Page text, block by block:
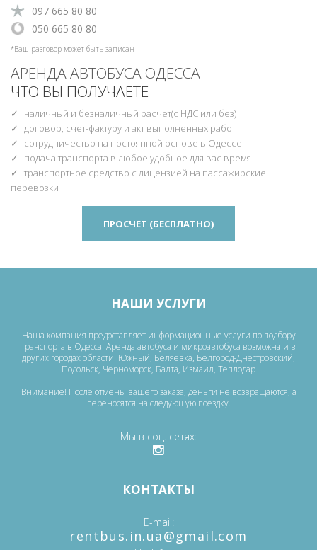
‎097 665 80 80
‎‎050 665 80 80
*Ваш разговор может быть записан
АРЕНДА АВТОБУСА ОДЕССА
ЧТО ВЫ ПОЛУЧАЕТЕ
наличный и безналичный расчет(с НДС или без)
договор, счет-фактуру и акт выполненных работ
сотрудничество на постоянной основе в Одессе
подача транспорта в любое удобное для вас время
транспортное средство с лицензией на пассажирские
перевозки
ПРОСЧЕТ (БЕСПЛАТНО)
НАШИ УСЛУГИ
Наша компания предоставляет информационные услуги по подбору
транспорта в Одесса. Аренда автобуса и микроавтобуса возможна и в
других городах области: Южный, Беляевка, Белгород-Днестровский,
Подольск, Черноморск, Балта, Измаил, Теплодар
Внимание! После отмены вашего заказа, деньги не возвращаются, а
переносятся на следующую поездку.
Мы в соц. сетях
КОНТАКТЫ
E-mail
‎rentbus.in.ua@gmail.com